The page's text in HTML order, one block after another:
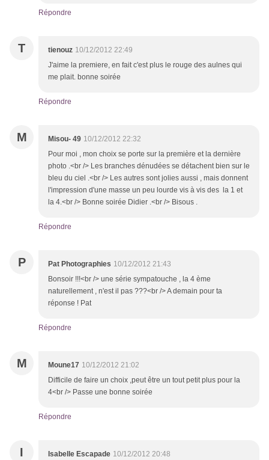
Répondre
T tienouz 10/12/2012 22:49
J'aime la premiere, en fait c'est plus le rouge des aulnes qui
me plait. bonne soirée
Répondre
M Misou- 49 10/12/2012 22:32
Pour moi , mon choix se porte sur la première et la dernière
photo .<br /> Les branches dénudées se détachent bien sur le
bleu du ciel .<br /> Les autres sont jolies aussi , mais donnent
l'impression d'une masse un peu lourde vis à vis des la 1 et
la 4.<br /> Bonne soirée Didier .<br /> Bisous .
Répondre
P Pat Photographies 10/12/2012 21:43
Bonsoir !!!<br /> une série sympatouche , la 4 ème
naturellement , n'est il pas ???<br /> A demain pour ta
réponse ! Pat
Répondre
M Moune17 10/12/2012 21:02
Difficile de faire un choix ,peut être un tout petit plus pour la
4<br /> Passe une bonne soirée
Répondre
I Isabelle Escapade 10/12/2012 20:48